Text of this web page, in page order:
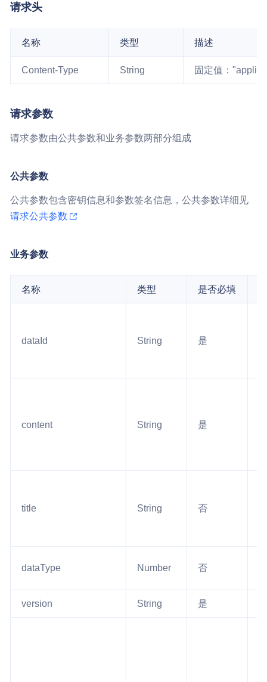
请求头
名称 类型 描述
Content-Type String 固定值：
请求参数
请求参数由公共参数和业务参数两部分组成
公共参数
公共参数包含密钥信息和参数签名信息，公共参数详细见
请求公共参数
业务参数
名称 类型 是否必填
dataId String 是
content String 是
title String 否
dataType Number 否
version String 是